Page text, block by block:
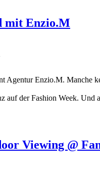
mit Enzio.M
Enzio.M. Manche
auf der Fashion Week.
Viewing @